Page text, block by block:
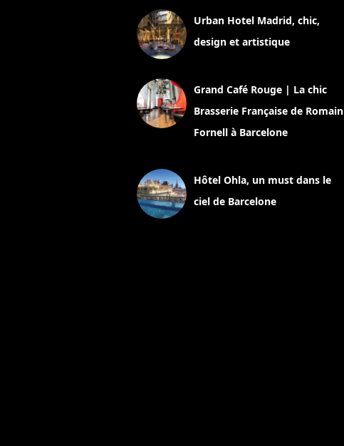
Urban Hotel Madrid, chic,
design et artistique
Grand Café Rouge | La chic
Brasserie Française de Romain
Fornell à Barcelone
Hôtel Ohla, un must dans le
ciel de Barcelone